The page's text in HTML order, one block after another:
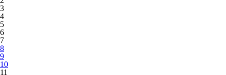
3
4
5
6
7
8
9
10
11